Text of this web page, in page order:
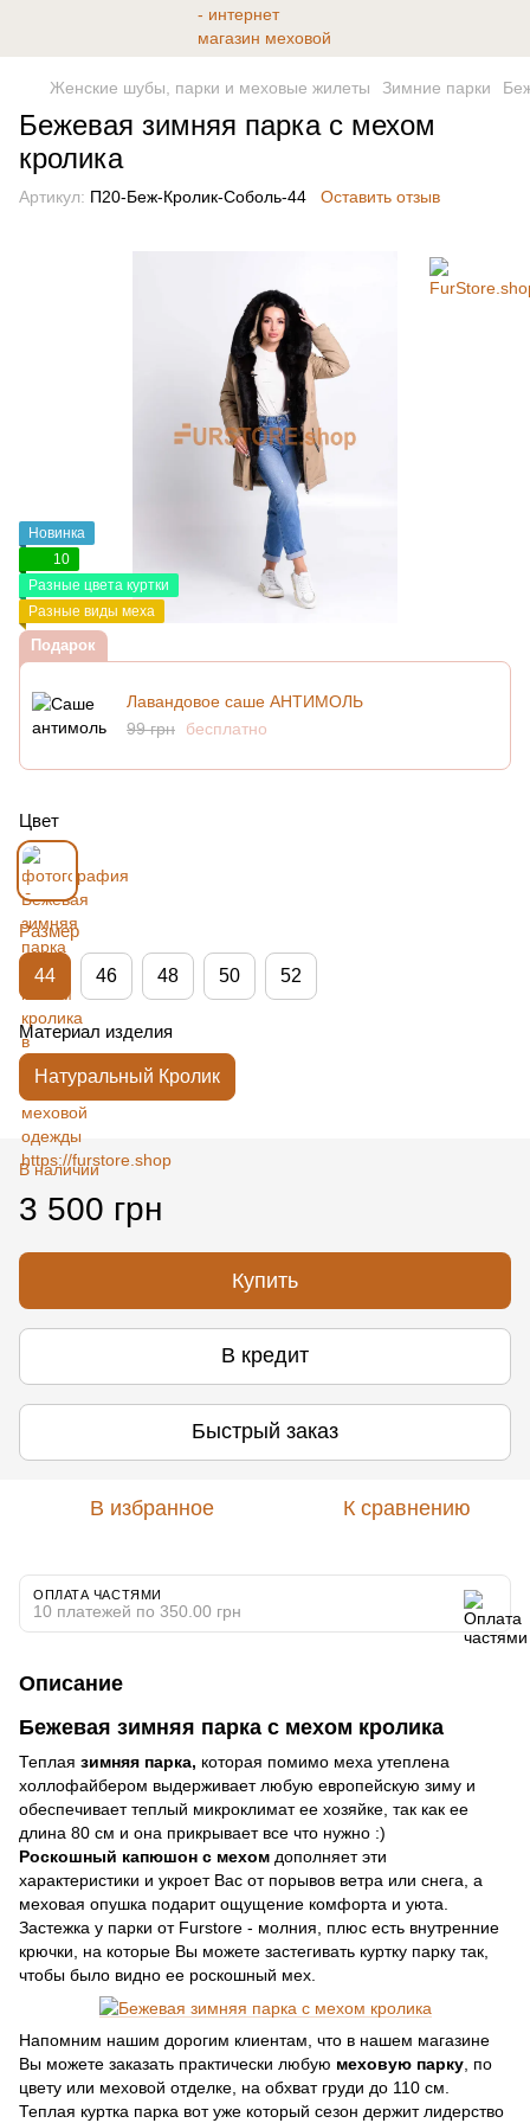
Женские шубы, парки и меховые жилеты Зимние парки
Бежевая зимняя парка с мехом
кролика
Артикул: П20-Беж-Кролик-Соболь-44 Оставить отзыв
Новинка
10
Разные цвета куртки
Разные виды меха
Подарок
Лавандовое саше АНТИМОЛЬ
99 грн
бесплатно
Цвет
Размер
44 46 48 50 52
Материал изделия
Натуральный Кролик
В наличии
3 500 грн
Купить
В кредит
Быстрый заказ
В избранное К сравнению
ОПЛАТА ЧАСТЯМИ
10 платежей по 350.00 грн
Описание
Бежевая зимняя парка с мехом кролика
Теплая зимняя парка, которая помимо меха утеплена
холлофайбером выдерживает любую европейскую зиму и
обеспечивает теплый микроклимат ее хозяйке, так как ее
длина 80 см и она прикрывает все что нужно :)
Роскошный капюшон с мехом дополняет эти
характеристики и укроет Вас от порывов ветра или снега, а
меховая опушка подарит ощущение комфорта и уюта.
Застежка у парки от Furstore - молния, плюс есть внутренние
крючки, на которые Вы можете застегивать куртку парку так,
чтобы было видно ее роскошный мех.
Напомним нашим дорогим клиентам, что в нашем магазине
Вы можете заказать практически любую меховую парку, по
цвету или меховой отделке, на обхват груди до 110 см.
Теплая куртка парка вот уже который сезон держит лидерство